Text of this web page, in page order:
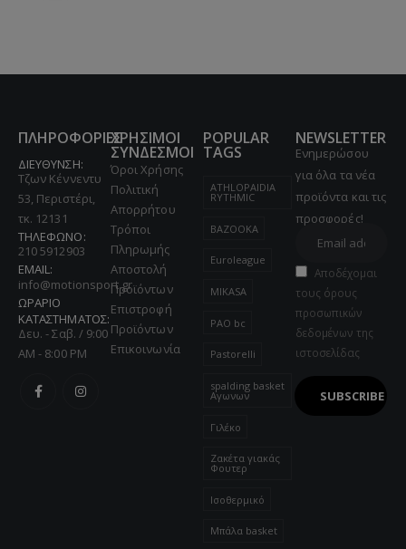
ΠΛΗΡΟΦΟΡΙΕΣ
ΔΙΕΥΘΥΝΣΗ:
Τζων Κέννεντυ
53, Περιστέρι,
τκ. 12131
ΤΗΛΕΦΩΝΟ:
210 5912903
EMAIL:
info@motionsport.gr
ΩΡΑΡΙΟ
ΚΑΤΑΣΤΗΜΑΤΟΣ:
Δευ. - Σαβ. / 9:00
AM - 8:00 PM
ΧΡΗΣΙΜΟΙ
ΣΥΝΔΕΣΜΟΙ
Όροι Χρήσης
Πολιτική
Απορρήτου
Τρόποι
Πληρωμής
Αποστολή
Προϊόντων
Επιστροφή
Προϊόντων
Επικοινωνία
POPULAR
TAGS
ATHLOPAIDIA
RYTHMIC
BAZOOKA
Euroleague
MIKASA
PAO bc
Pastorelli
spalding basket
Αγωνων
Γιλέκο
Ζακέτα γιακάς
Φουτερ
Ισοθερμικό
Μπάλα basket
NEWSLETTER
Ενημερώσου
για όλα τα νέα
προϊόντα και τις
προσφορές!
Αποδέχομαι
τους όρους
προσωπικών
δεδομένων της
ιστοσελίδας